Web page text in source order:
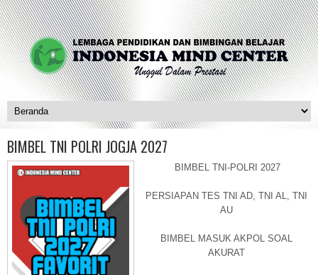
BIMBEL TNI POLRI JOGJA 2027
BIMBEL TNI-POLRI 2027
PERSIAPAN TES TNI AD, TNI AL, TNI
AU
BIMBEL MASUK AKPOL SOAL
AKURAT